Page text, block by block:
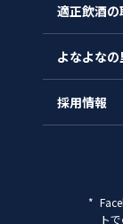
適正飲酒
よなよなの
採用情報
ト